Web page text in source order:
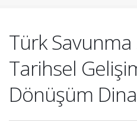
Türk
Tarihsel
Dönüşüm